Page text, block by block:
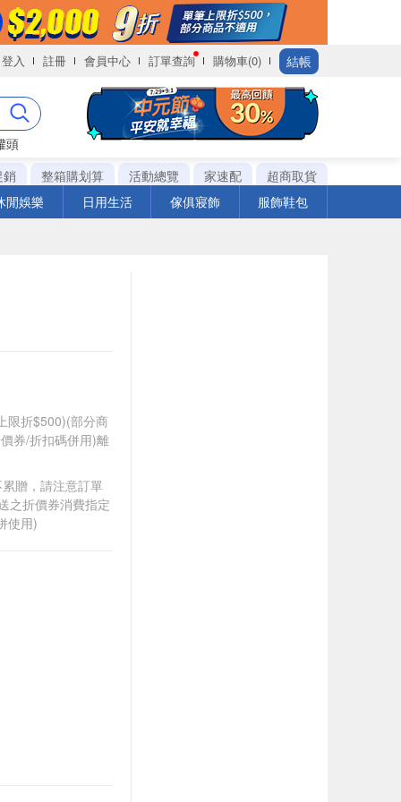
登入 註冊 會員中心 訂單查詢 購物車(0) 結帳
頭
銷
整箱購划算 活動總覽 家速配
超商取貨
閒娛樂
日用生活 傢俱寢飾 服飾鞋包
限折$500)(部分商
券/折扣碼併用)離
贈，請注意訂單
之折價券消費指定
使用)